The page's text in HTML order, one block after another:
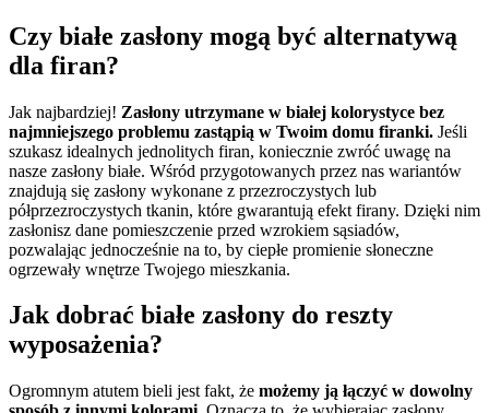
Czy białe zasłony mogą być alternatywą
dla firan?
Jak najbardziej! Zasłony utrzymane w białej kolorystyce bez
najmniejszego problemu zastąpią w Twoim domu firanki. Jeśli
szukasz idealnych jednolitych firan, koniecznie zwróć uwagę na
nasze zasłony białe. Wśród przygotowanych przez nas wariantów
znajdują się zasłony wykonane z przezroczystych lub
półprzezroczystych tkanin, które gwarantują efekt firany. Dzięki nim
zasłonisz dane pomieszczenie przed wzrokiem sąsiadów,
pozwalając jednocześnie na to, by ciepłe promienie słoneczne
ogrzewały wnętrze Twojego mieszkania.
Jak dobrać białe zasłony do reszty
wyposażenia?
Ogromnym atutem bieli jest fakt, że możemy ją łączyć w dowolny